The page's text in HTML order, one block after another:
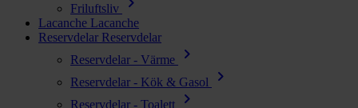
Friluftsliv
Lacanche Lacanche
Reservdelar Reservdelar
Reservdelar - Värme
chevron_right
Reservdelar - Kök & Gasol chevron_right
Reservdelar - Toalett chevron_right